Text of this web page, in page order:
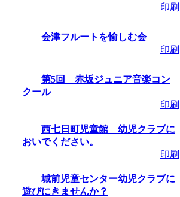
08/10～
ゃん子育て講
：2026/08/10～
ゃん子育て講
：2026/08/10～
まだ暑い！コ
印刷
会津フルートを愉しむ会
印刷
第5回 赤坂ジュニア音楽コン
クール
印刷
西七日町児童館 幼児クラブに
おいでください。
印刷
城前児童センター幼児クラブに
遊びにきませんか？